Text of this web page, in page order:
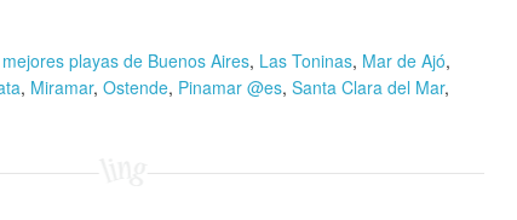
playas de Buenos Aires, Las Toninas, Mar de Ajó,
, Miramar, Ostende, Pinamar @es, Santa Clara del Mar,